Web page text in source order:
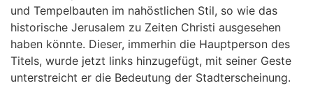
und Tempelbauten im nahöstlichen Stil, so wie das
historische Jerusalem zu Zeiten Christi ausgesehen
haben könnte. Dieser, immerhin die Hauptperson des
Titels, wurde jetzt links hinzugefügt, mit seiner Geste
unterstreicht er die Bedeutung der Stadterscheinung.